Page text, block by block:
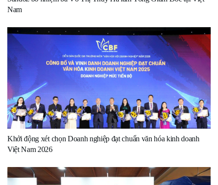
Nam
Khởi động xét chọn Doanh nghiệp đạt chuẩn văn hóa kinh doanh
Việt Nam 2026